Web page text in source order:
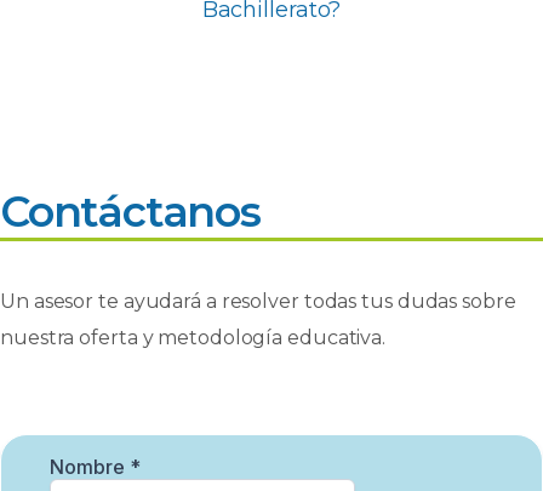
Bachillerato?
Contáctanos
Un asesor te ayudará a resolver todas tus dudas sobre
nuestra oferta y metodología educativa.